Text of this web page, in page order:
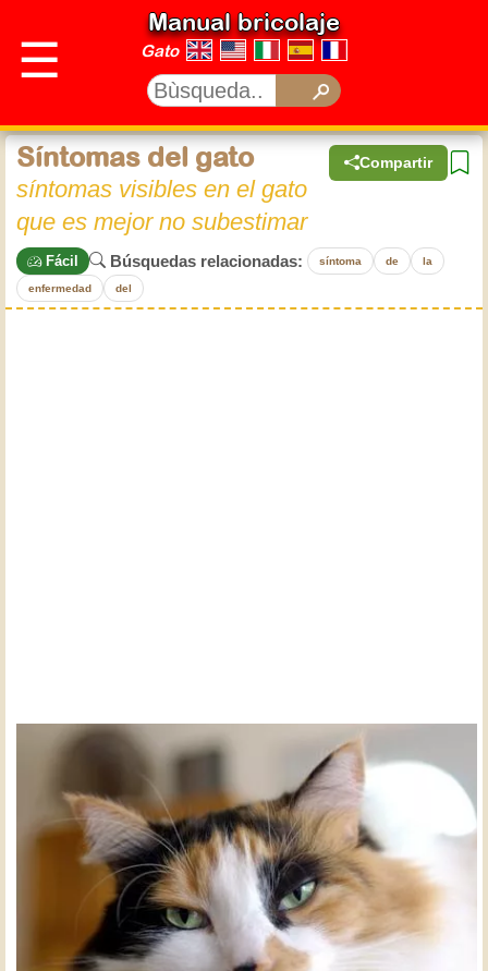
☰
Manual bricolaje
Gato
Compartir
Síntomas del gato
síntomas visibles en el gato
que es mejor no subestimar
Fácil Búsquedas relacionadas: síntoma de la
enfermedad del